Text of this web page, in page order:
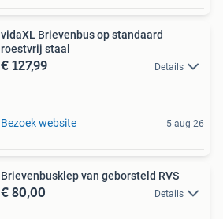
vidaXL Brievenbus op standaard
roestvrij staal
€ 127,99 Details
Bezoek website 5 aug 26
Brievenbusklep van geborsteld RVS
€ 80,00 Details